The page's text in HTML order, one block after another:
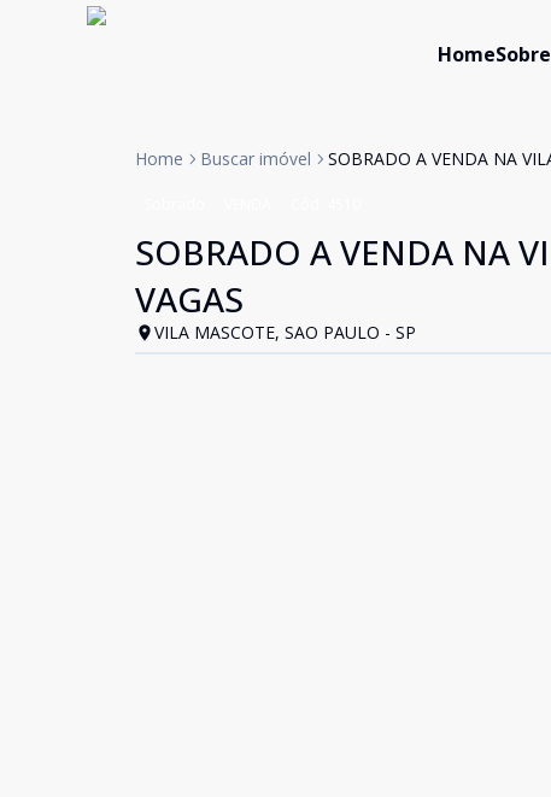
Home
Home Buscar imóvel SOBRADO A VENDA NA
SOBRADO A VENDA NA
VAGAS
VILA MASCOTE, SAO PAULO - SP